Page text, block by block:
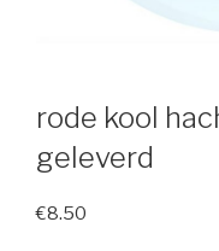
rode kool
geleverd
€8.50